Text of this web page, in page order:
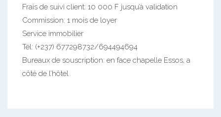
Frais de suivi client: 10 000 F jusqu’à validation
Commission: 1 mois de loyer
Service immobilier
Tél: (+237) 677298732/694494694
Bureaux de souscription: en face chapelle Essos, a
côté de l’hôtel